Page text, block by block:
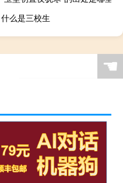
什么是三校生
☚